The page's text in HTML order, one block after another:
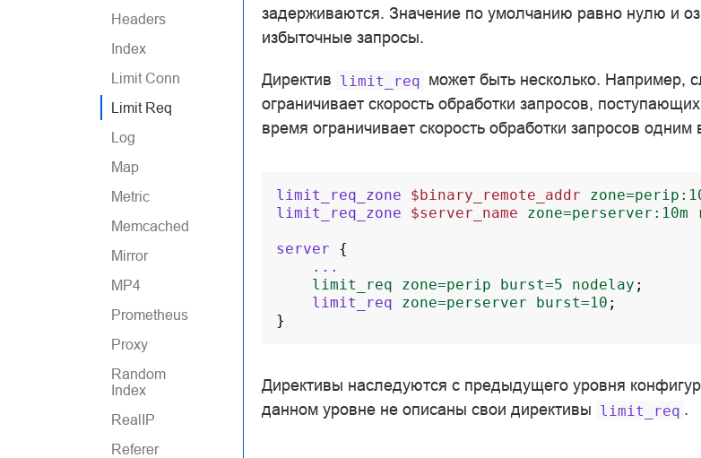
Headers
Index
Limit Conn
Limit Req
Log
Map
Metric
Memcached
Mirror
MP4
Prometheus
Proxy
Random
Index
RealIP
Referer
задерживаются. Значение по умолчанию равно нулю и
избыточные запросы.
Директив limit_req может быть несколько. Например,
ограничивает скорость обработки запросов,
время ограничивает скорость обработки запросов
limit_req_zone $binary_remote_addr
limit_req_zone
$server_name zone=perserver:10m
server
{
...
limit_req
zone=perip burst=5 nodelay ;
limit_req
zone=perserver burst=10 ;
}
Директивы наследуются с предыдущего уровня
данном уровне не описаны свои директивы limit_req .